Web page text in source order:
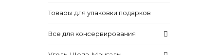
Товары для упаковки подарков
Все для консервирования